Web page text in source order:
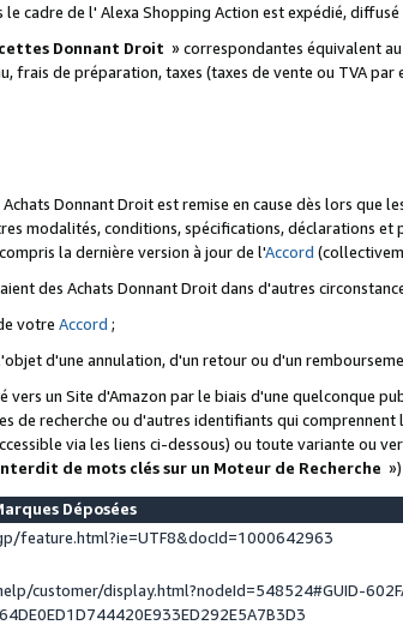
cadre de l' Alexa Shopping Action est expédié,
Donnant Droit » correspondantes équivalent
frais de préparation, taxes (taxes de vente ou TVA
Donnant Droit est remise en cause dès lors que
modalités, conditions, spécifications, déclarations
la dernière version à jour de l'Accord
des Achats Donnant Droit dans d'autres
votre Accord ;
d'une annulation, d'un retour ou d'un
un Site d'Amazon par le biais d'une quelconque
de recherche ou d'autres identifiants qui
via les liens ci-dessous) ou toute variante ou
de mots clés sur un Moteur de Recherche
Déposées
feature.html?ie=UTF8&docId=1000642963
customer/display.html?nodeId=548524#GUID-